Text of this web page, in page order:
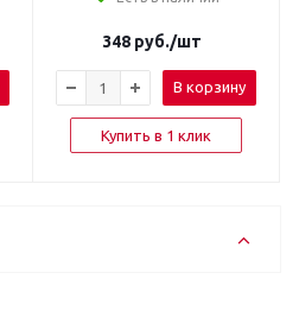
348 руб./шт
В корзину
Купить в 1 клик